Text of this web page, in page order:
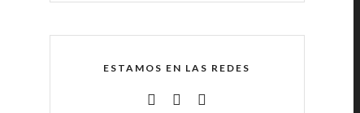
ESTAMOS EN LAS REDES